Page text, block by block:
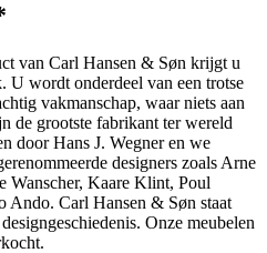
van Carl Hansen & Søn krijgt u
U wordt onderdeel van een trotse
vakmanschap, waar niets aan
de grootste fabrikant ter wereld
door Hans J. Wegner en we
designers zoals Arne
Wanscher, Kaare Klint, Poul
Carl Hansen & Søn staat
Onze meubelen